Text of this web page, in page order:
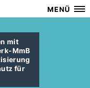
MENÜ
mit
MmB
für